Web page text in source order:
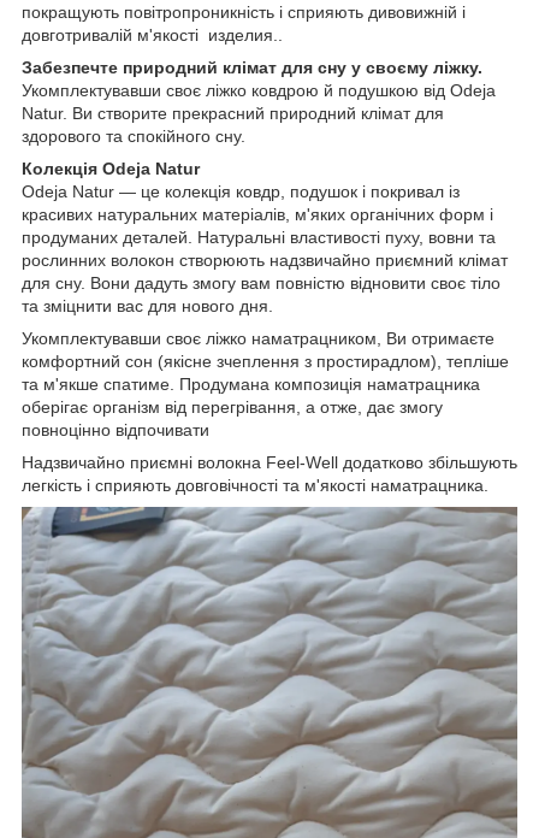
покращують повітропроникність і сприяють дивовижній і
довготривалій м'якості изделия..
Забезпечте природний клімат для сну у своєму ліжку.
Укомплектувавши своє ліжко ковдрою й подушкою від Odeja
Natur. Ви створите прекрасний природний клімат для
здорового та спокійного сну.
Колекція Odeja Natur
Odeja Natur — це колекція ковдр, подушок і покривал із
красивих натуральних матеріалів, м'яких органічних форм і
продуманих деталей. Натуральні властивості пуху, вовни та
рослинних волокон створюють надзвичайно приємний клімат
для сну. Вони дадуть змогу вам повністю відновити своє тіло
та зміцнити вас для нового дня.
Укомплектувавши своє ліжко наматрацником, Ви отримаєте
комфортний сон (якісне зчеплення з простирадлом), тепліше
та м'якше спатиме. Продумана композиція наматрацника
оберігає організм від перегрівання, а отже, дає змогу
повноцінно відпочивати
Надзвичайно приємні волокна Feel-Well додатково збільшують
легкість і сприяють довговічності та м'якості наматрацника.